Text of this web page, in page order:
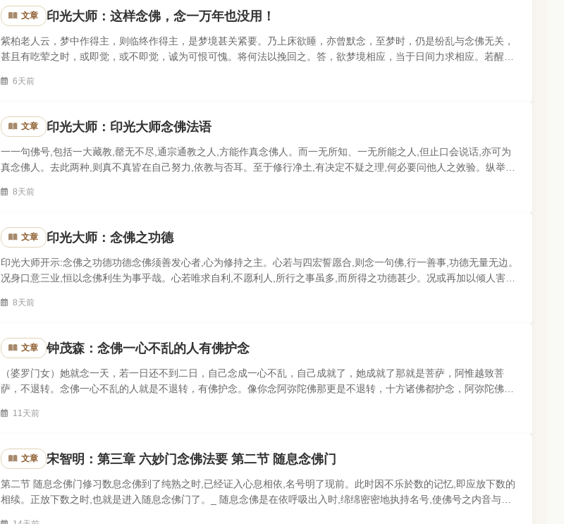
文章 印光大师：这样念佛，念一万年也没用！
紫柏老人云，梦中作得主，则临终作得主，是梦境甚关紧要。乃上床欲睡，亦曾默念，至梦时，仍是纷乱与念佛无关，
甚且有吃荤之时，或即觉，或不即觉，诚为可恨可愧。将何法以挽回之。答，欲梦境相应，当于日间力求相应。若醒时
6天前
文章 印光大师：印光大师念佛法语
一一句佛号,包括一大藏教,罄无不尽,通宗通教之人,方能作真念佛人。而一无所知、一无所能之人,但止口会说话,亦可为
真念佛人。去此两种,则真不真皆在自己努力,依教与否耳。至于修行净土,有决定不疑之理,何必要问他人之效验。纵举世
8天前
文章 印光大师：念佛之功德
印光大师开示:念佛之功德功德念佛须善发心者,心为修持之主。心若与四宏誓愿合,则念一句佛,行一善事,功德无量无边。
况身口意三业,恒以念佛利生为事乎哉。心若唯求自利,不愿利人,所行之事虽多,而所得之功德甚少。况或再加以倾人害人
8天前
文章 钟茂森：念佛一心不乱的人有佛护念
（婆罗门女）她就念一天，若一日还不到二日，自己念成一心不乱，自己成就了，她成就了那就是菩萨，阿惟越致菩
萨，不退转。念佛一心不乱的人就是不退转，有佛护念。像你念阿弥陀佛那更是不退转，十方诸佛都护念，阿弥陀佛现
11天前
文章 宋智明：第三章 六妙门念佛法要 第二节 随息念佛门
第二节 随息念佛门修习数息念佛到了纯熟之时,已经证入心息相依,名号明了现前。此时因不乐於数的记忆,即应放下数的
相续。正放下数之时,也就是进入随息念佛门了。_ 随息念佛是在依呼吸出入时,绵绵密密地执持名号,使佛号之内音与微